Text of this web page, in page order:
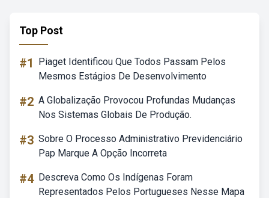
Top Post
#1
Piaget Identificou Que Todos Passam Pelos
Mesmos Estágios De Desenvolvimento
#2 A Globalização Provocou Profundas Mudanças
Nos Sistemas Globais De Produção.
#3 Sobre O Processo Administrativo Previdenciário
Pap Marque A Opção Incorreta
#4 Descreva Como Os Indígenas Foram
Representados Pelos Portugueses Nesse Mapa